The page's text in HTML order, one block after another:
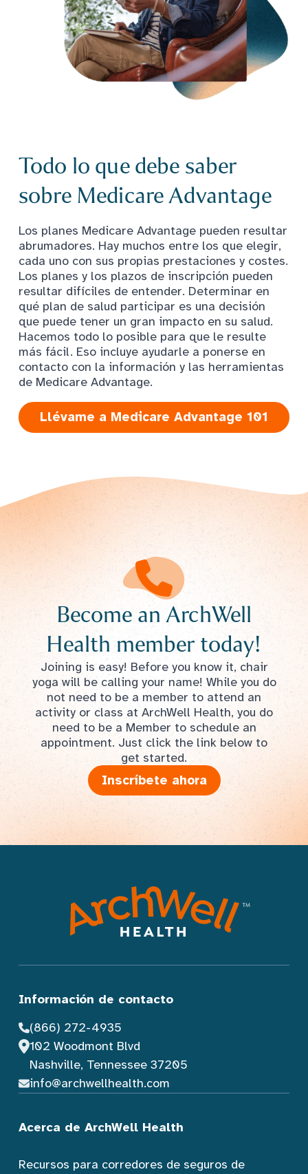
Todo lo que debe saber
sobre Medicare Advantage
Los planes Medicare Advantage pueden resultar
abrumadores. Hay muchos entre los que elegir,
cada uno con sus propias prestaciones y costes.
Los planes y los plazos de inscripción pueden
resultar difíciles de entender. Determinar en
qué plan de salud participar es una decisión
que puede tener un gran impacto en su salud.
Hacemos todo lo posible para que le resulte
más fácil. Eso incluye ayudarle a ponerse en
contacto con la información y las herramientas
de Medicare Advantage.
Llévame a Medicare Advantage 101
Become an ArchWell
Health member today!
Joining is easy! Before you know it, chair
yoga will be calling your name! While you do
not need to be a member to attend an
activity or class at ArchWell Health, you do
need to be a Member to schedule an
appointment. Just click the link below to
get started.
Inscríbete ahora
Información de contacto
(866) 272-4935
102 Woodmont Blvd
Nashville, Tennessee 37205
info@archwellhealth.com
Acerca de ArchWell Health
Recursos para corredores de seguros de